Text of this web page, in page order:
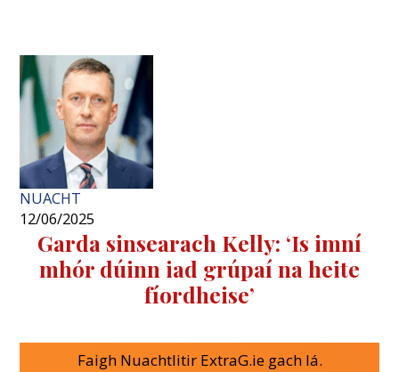
NUACHT
12/06/2025
Garda sinsearach Kelly: ‘Is imní
mhór dúinn iad grúpaí na heite
fíordheise’
Faigh Nuachtlitir ExtraG.ie gach lá.